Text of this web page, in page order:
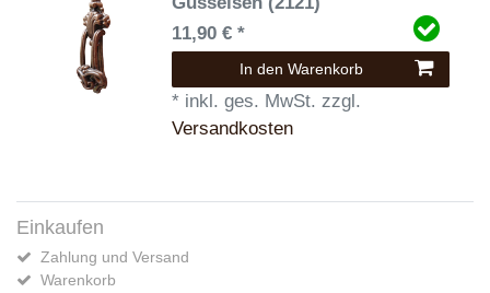
11,90 € *
In den Warenkorb
* inkl. ges. MwSt. zzgl.
Versandkosten
Einkaufen
Zahlung und Versand
Warenkorb